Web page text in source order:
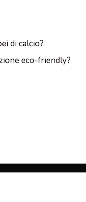
di calcio?
eco-friendly?